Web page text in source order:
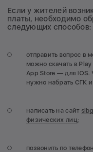
Если у жителей
платы, необходимо
следующих способов:
отправить вопрос в
можно скачать в
App Store — для IOS.
нужно набрать СГК
написать на сайт
физических лиц;
позвонить по